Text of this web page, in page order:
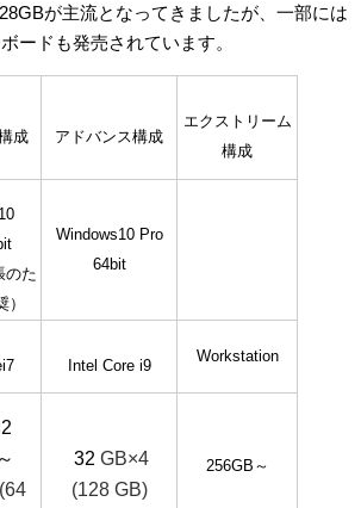
が主流となってきましたが、一部には
ードも発売されています。
成 アドバンス構成
エクストリーム
構成
のた
Windows10 Pro
64bit
Intel Core i9
Workstation
32 GB×4
(128 GB)
256GB～